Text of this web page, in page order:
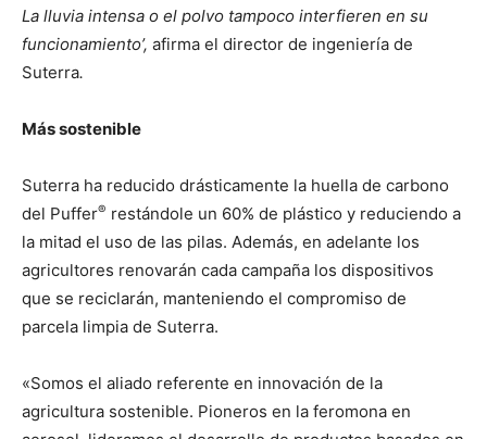
La lluvia intensa o el polvo tampoco interfieren en su
funcionamiento’, afirma el director de ingeniería de
Suterra.
Más sostenible
Suterra ha reducido drásticamente la huella de carbono
del Puffer® restándole un 60% de plástico y reduciendo a
la mitad el uso de las pilas. Además, en adelante los
agricultores renovarán cada campaña los dispositivos
que se reciclarán, manteniendo el compromiso de
parcela limpia de Suterra.
«Somos el aliado referente en innovación de la
agricultura sostenible. Pioneros en la feromona en